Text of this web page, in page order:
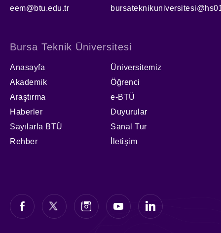
eem@btu.edu.tr
Bursa Teknik Üniversitesi
Anasayfa
Üniversitemiz
Akademik
Öğrenci
Araştırma
e-BTÜ
Haberler
Duyurular
Sayılarla BTÜ
Sanal Tur
Rehber
İletişim